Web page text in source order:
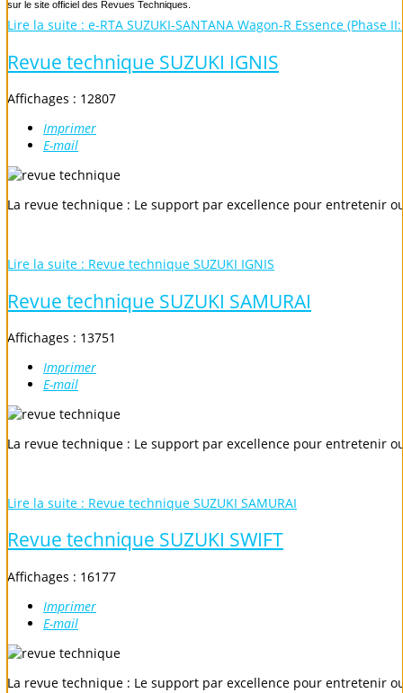
sur le site officiel des Revues Techniques.
Lire la suite : e-RTA SUZUKI-SANTANA Wagon-R Essence (Phase
Revue technique SUZUKI IGNIS
Affichages : 12807
Imprimer
E-mail
La revue technique : Le support par excellence pour entretenir
Lire la suite : Revue technique SUZUKI IGNIS
Revue technique SUZUKI SAMURAI
Affichages : 13751
Imprimer
E-mail
La revue technique : Le support par excellence pour entretenir
Lire la suite : Revue technique SUZUKI SAMURAI
Revue technique SUZUKI SWIFT
Affichages : 16177
Imprimer
E-mail
La revue technique : Le support par excellence pour entretenir